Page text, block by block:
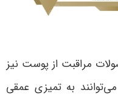
مراقبت از پوست نیز
به تمیزی عمقی